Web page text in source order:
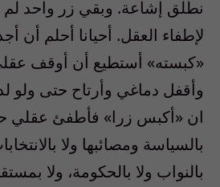
نطلق إشاعة. وبقي زر واحد لم
لإطفاء العقل. أحيانا أحلم أن
«كبسته» أستطيع أن أوقف
وأقفل دماغي وأرتاح حتى ولو
ان «أكبس زرا» فأطفئ عقلي
بالسياسة ومصائبها ولا
بالنواب ولا بالحكومة، ولا